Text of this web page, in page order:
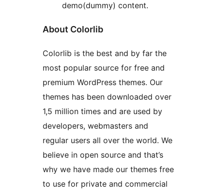
demo(dummy) content.
About Colorlib
Colorlib is the best and by far the
most popular source for free and
premium WordPress themes. Our
themes has been downloaded over
1,5 million times and are used by
developers, webmasters and
regular users all over the world. We
believe in open source and that’s
why we have made our themes free
to use for private and commercial